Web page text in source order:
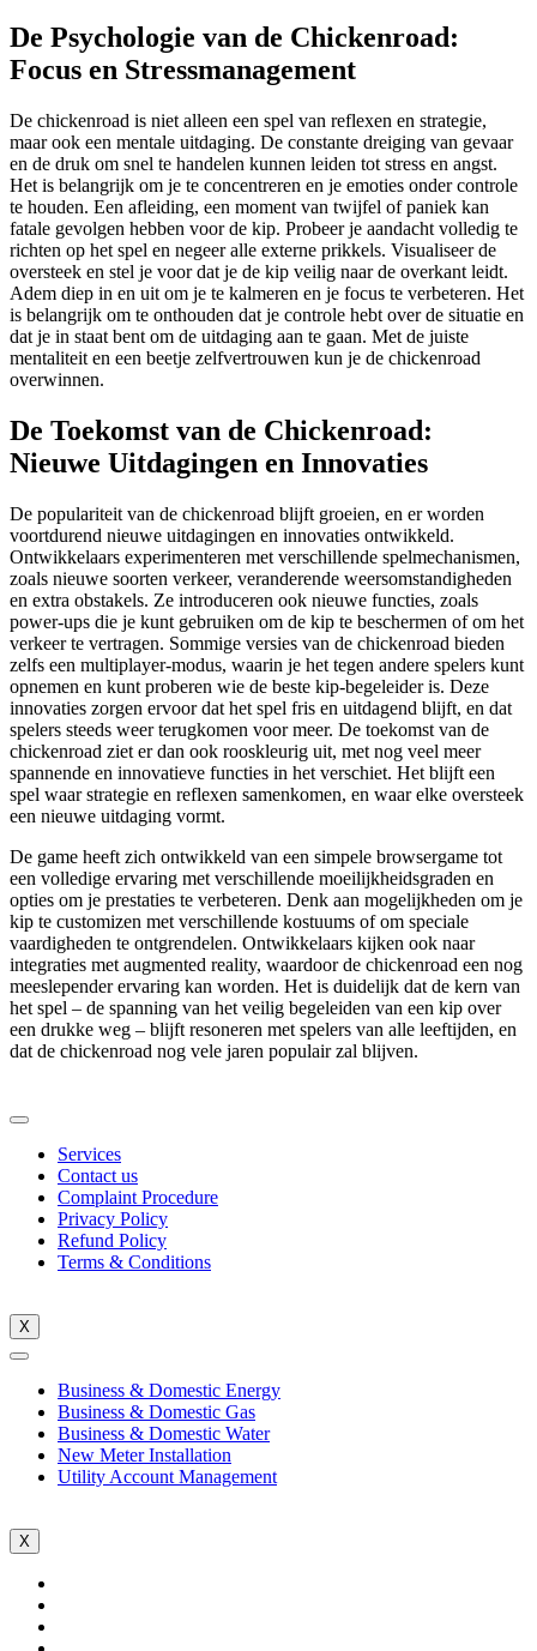
De Psychologie van de Chickenroad:
Focus en Stressmanagement
De chickenroad is niet alleen een spel van reflexen en strategie,
maar ook een mentale uitdaging. De constante dreiging van gevaar
en de druk om snel te handelen kunnen leiden tot stress en angst.
Het is belangrijk om je te concentreren en je emoties onder controle
te houden. Een afleiding, een moment van twijfel of paniek kan
fatale gevolgen hebben voor de kip. Probeer je aandacht volledig te
richten op het spel en negeer alle externe prikkels. Visualiseer de
oversteek en stel je voor dat je de kip veilig naar de overkant leidt.
Adem diep in en uit om je te kalmeren en je focus te verbeteren. Het
is belangrijk om te onthouden dat je controle hebt over de situatie en
dat je in staat bent om de uitdaging aan te gaan. Met de juiste
mentaliteit en een beetje zelfvertrouwen kun je de chickenroad
overwinnen.
De Toekomst van de Chickenroad:
Nieuwe Uitdagingen en Innovaties
De populariteit van de chickenroad blijft groeien, en er worden
voortdurend nieuwe uitdagingen en innovaties ontwikkeld.
Ontwikkelaars experimenteren met verschillende spelmechanismen,
zoals nieuwe soorten verkeer, veranderende weersomstandigheden
en extra obstakels. Ze introduceren ook nieuwe functies, zoals
power-ups die je kunt gebruiken om de kip te beschermen of om het
verkeer te vertragen. Sommige versies van de chickenroad bieden
zelfs een multiplayer-modus, waarin je het tegen andere spelers kunt
opnemen en kunt proberen wie de beste kip-begeleider is. Deze
innovaties zorgen ervoor dat het spel fris en uitdagend blijft, en dat
spelers steeds weer terugkomen voor meer. De toekomst van de
chickenroad ziet er dan ook rooskleurig uit, met nog veel meer
spannende en innovatieve functies in het verschiet. Het blijft een
spel waar strategie en reflexen samenkomen, en waar elke oversteek
een nieuwe uitdaging vormt.
De game heeft zich ontwikkeld van een simpele browsergame tot
een volledige ervaring met verschillende moeilijkheidsgraden en
opties om je prestaties te verbeteren. Denk aan mogelijkheden om je
kip te customizen met verschillende kostuums of om speciale
vaardigheden te ontgrendelen. Ontwikkelaars kijken ook naar
integraties met augmented reality, waardoor de chickenroad een nog
meeslepender ervaring kan worden. Het is duidelijk dat de kern van
het spel – de spanning van het veilig begeleiden van een kip over
een drukke weg – blijft resoneren met spelers van alle leeftijden, en
dat de chickenroad nog vele jaren populair zal blijven.
Services
Contact us
Complaint Procedure
Privacy Policy
Refund Policy
Terms & Conditions
X
Business & Domestic Energy
Business & Domestic Gas
Business & Domestic Water
New Meter Installation
Utility Account Management
X